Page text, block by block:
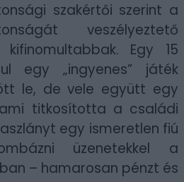
szakértői szerint a
veszélyeztető
Egy 15
egy „ingyenes” játék
le, de vele együtt egy
titkosította a családi
egy ismeretlen fiú
üzenetekkel a
– hamarosan pénzt és